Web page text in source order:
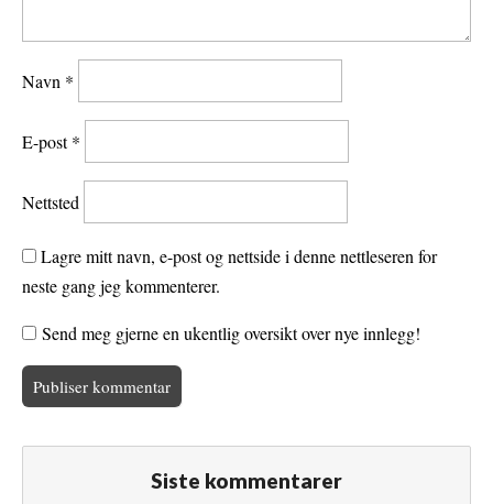
Navn *
E-post*
Nettsted
Lagre mitt navn, e-post og nettside i denne nettleseren for
neste gang jeg kommenterer.
Send meg gjerne en ukentlig oversikt over nye innlegg!
Siste kommentarer